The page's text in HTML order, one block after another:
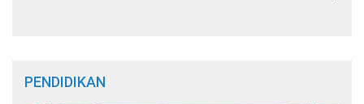
PENDIDIKAN